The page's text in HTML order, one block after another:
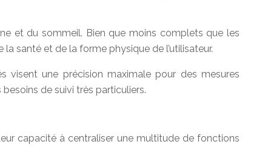
et du sommeil. Bien que moins complets que les
santé et de la forme physique de l’utilisateur.
visent une précision maximale pour des mesures
de suivi très particuliers.
capacité à centraliser une multitude de fonctions